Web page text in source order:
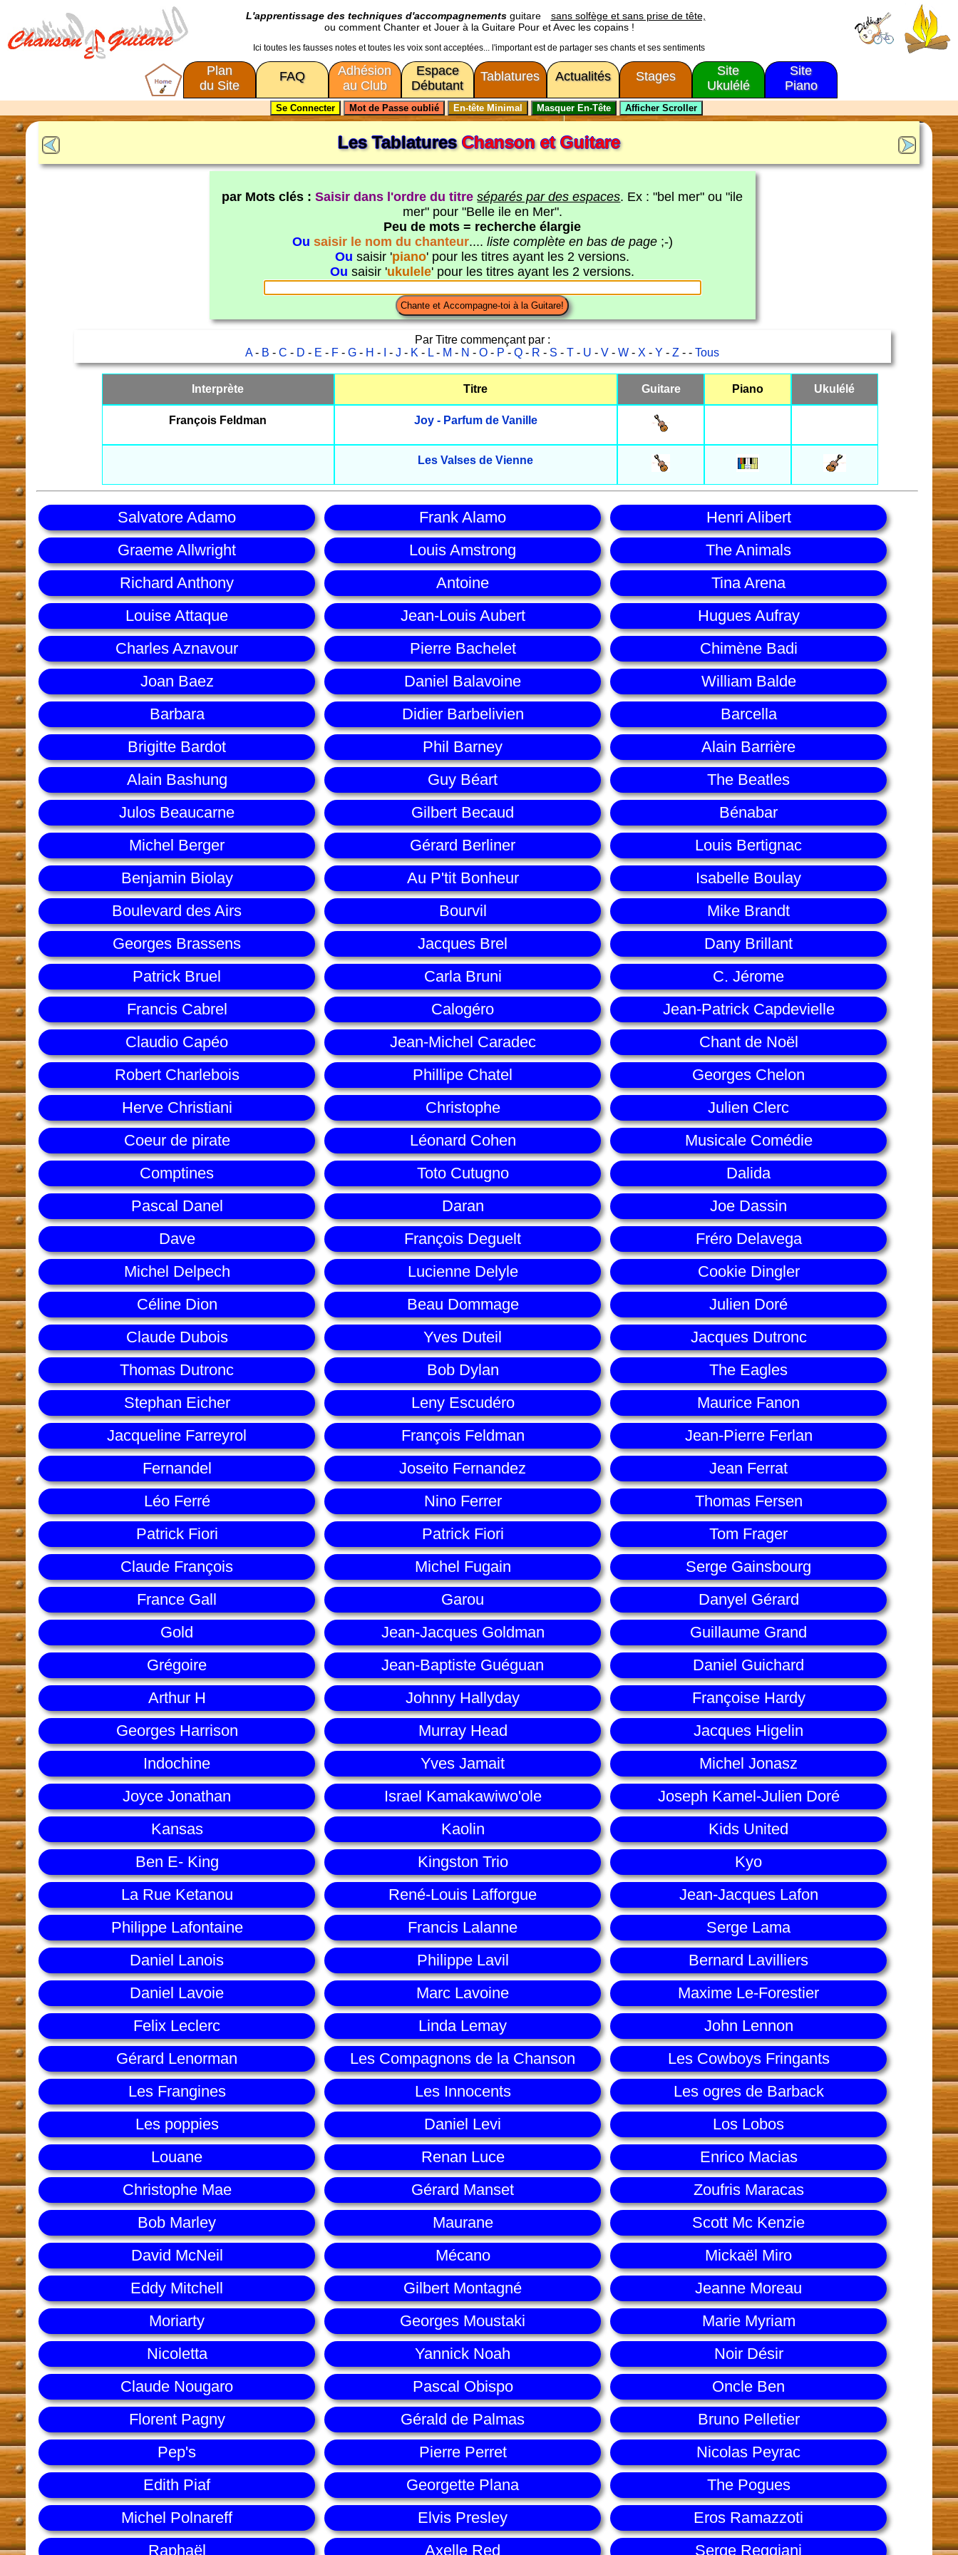
L'apprentissage des techniques d'accompagnementsguitare
sans solfège et sans prise de tête,
ou comment Chanter et Jouer à la Guitare Pour et Avec les copains !
Ici toutes les fausses notes et toutes les voix sont acceptées... l'important est de partager ses chants et ses sentiments
Plan
du Site
FAQ
Adhésion
au Club
Espace
Débutant
Tablatures Actualités Stages
Site
Ukulélé
Site
Piano
Les TablaturesChanson et Guitare
par Mots clés :Saisir dans l'ordre du titre séparés par des espaces. Ex : "bel mer" ou "ile
mer" pour "Belle ile en Mer".
Peu de mots = recherche élargie
Ou saisir le nom du chanteur.... liste complète en bas de page;-)
Ou saisir 'piano' pour les titres ayant les 2 versions.
Ou saisir 'ukulele' pour les titres ayant les 2 versions.
Par Titre commençant par :
A- B -C - D - E - F -G - H - -J - K - L - M - N -O - P -Q - R - S -T - U -V -W - X -Y -Z - -Tous
Interprète Titre Guitare Piano Ukulélé
François Feldman Joy - Parfum de Vanille
Les Valses de Vienne
Salvatore Adamo Frank Alamo
Henri Alibert
Graeme Allwright
Louis Amstrong
The Animals
Richard Anthony
Antoine
Tina Arena
Louise Attaque
Jean-Louis Aubert
Hugues Aufray
Charles Aznavour
Pierre Bachelet
Chimène Badi
Joan Baez
Daniel Balavoine
William Balde
Barbara
Didier Barbelivien
Barcella
Brigitte Bardot
Phil Barney
Alain Barrière
Alain Bashung
Guy Béart
The Beatles
Julos Beaucarne
Gilbert Becaud
Bénabar
Michel Berger
Gérard Berliner
Louis Bertignac
Benjamin Biolay
Au P'tit Bonheur
Isabelle Boulay
Boulevard des Airs
Bourvil
Mike Brandt
Georges Brassens
Jacques Brel
Dany Brillant
Patrick Bruel
Carla Bruni
C. Jérome
Francis Cabrel
Calogéro
Jean-Patrick Capdevielle
Claudio Capéo
Jean-Michel Caradec
Chant de Noël
Robert Charlebois
Phillipe Chatel
Georges Chelon
Herve Christiani
Christophe
Julien Clerc
Coeur de pirate
Léonard Cohen
Musicale Comédie
Comptines
Toto Cutugno
Dalida
Pascal Danel
Daran
Joe Dassin
Dave
François Deguelt
Fréro Delavega
Michel Delpech
Lucienne Delyle
Cookie Dingler
Céline Dion
Beau Dommage
Julien Doré
Claude Dubois
Yves Duteil
Jacques Dutronc
Thomas Dutronc
Bob Dylan
The Eagles
Stephan Eicher
Leny Escudéro
Maurice Fanon
Jacqueline Farreyrol
François Feldman
Jean-Pierre Ferlan
Fernandel
Joseito Fernandez
Jean Ferrat
Léo Ferré
Nino Ferrer
Thomas Fersen
Patrick Fiori
Patrick Fiori
Tom Frager
Claude François
Michel Fugain
Serge Gainsbourg
France Gall
Garou
Danyel Gérard
Gold
Jean-Jacques Goldman
Guillaume Grand
Grégoire
Jean-Baptiste Guéguan
Daniel Guichard
Arthur H
Johnny Hallyday
Françoise Hardy
Georges Harrison
Murray Head
Jacques Higelin
Indochine
Yves Jamait
Michel Jonasz
Joyce Jonathan
Israel Kamakawiwo'ole
Joseph Kamel-Julien Doré
Kansas
Kaolin
Kids United
Ben E- King
Kingston Trio
Kyo
La Rue Ketanou
René-Louis Lafforgue
Jean-Jacques Lafon
Philippe Lafontaine
Francis Lalanne
Serge Lama
Daniel Lanois
Philippe Lavil
Bernard Lavilliers
Daniel Lavoie
Marc Lavoine
Maxime Le-Forestier
Felix Leclerc
Linda Lemay
John Lennon
Gérard Lenorman
Les Compagnons de la Chanson
Les Cowboys Fringants
Les Frangines
Les Innocents
Les ogres de Barback
Les poppies
Daniel Levi
Los Lobos
Louane
Renan Luce
Enrico Macias
Christophe Mae
Gérard Manset
Zoufris Maracas
Bob Marley
Maurane
Scott Mc Kenzie
David McNeil
Mécano
Mickaël Miro
Eddy Mitchell
Gilbert Montagné
Jeanne Moreau
Moriarty
Georges Moustaki
Marie Myriam
Nicoletta
Yannick Noah
Noir Désir
Claude Nougaro
Pascal Obispo
Oncle Ben
Florent Pagny
Gérald de Palmas
Bruno Pelletier
Pep's
Pierre Perret
Nicolas Peyrac
Edith Piaf
Georgette Plana
The Pogues
Michel Polnareff
Elvis Presley
Eros Ramazzoti
Raphaël
Axelle Red Serge Reggiani